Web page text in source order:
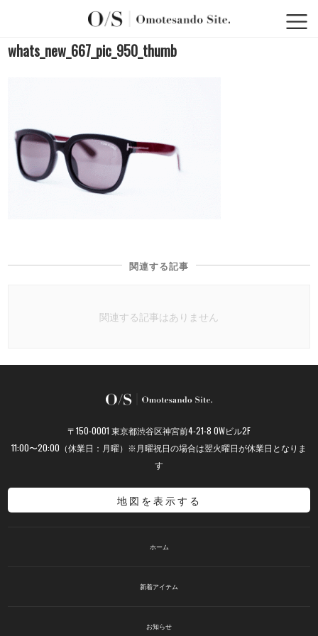
whats_new_667_pic_950_thumb
関連する記事
関連する記事はありません
〒150-0001 東京都渋谷区神宮前4-21-8 OWビル2F
11:00〜20:00（休業日：月曜）※月曜祝日の場合は翌火曜日が休業日となりま
す
地図を表示する
ホーム
新着アイテム
お知らせ